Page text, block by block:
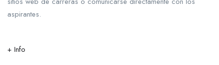
aspirantes.
+ Info